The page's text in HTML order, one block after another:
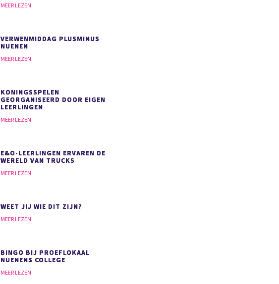
MEER LEZEN
VERWENMIDDAG PLUSMINUS
NUENEN
MEER LEZEN
KONINGSSPELEN
GEORGANISEERD DOOR EIGEN
LEERLINGEN
MEER LEZEN
E&O-LEERLINGEN ERVAREN DE
WERELD VAN TRUCKS
MEER LEZEN
WEET JIJ WIE DIT ZIJN?
MEER LEZEN
BINGO BIJ PROEFLOKAAL
NUENENS COLLEGE
MEER LEZEN